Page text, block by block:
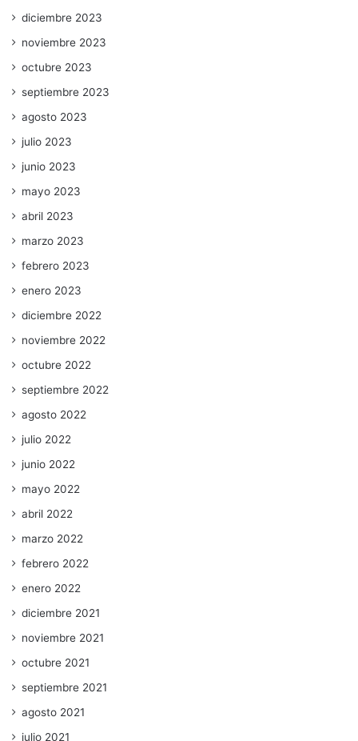
diciembre 2023
noviembre 2023
octubre 2023
septiembre 2023
agosto 2023
julio 2023
junio 2023
mayo 2023
abril 2023
marzo 2023
febrero 2023
enero 2023
diciembre 2022
noviembre 2022
octubre 2022
septiembre 2022
agosto 2022
julio 2022
junio 2022
mayo 2022
abril 2022
marzo 2022
febrero 2022
enero 2022
diciembre 2021
noviembre 2021
octubre 2021
septiembre 2021
agosto 2021
julio 2021